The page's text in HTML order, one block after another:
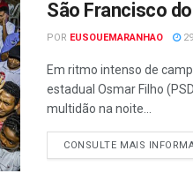
São Francisco
POR EUSOUEMARANHAO 29
Em ritmo intenso de
estadual Osmar Filho
multidão na noite...
CONSULTE MAIS